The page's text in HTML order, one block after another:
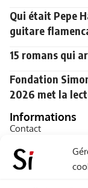
Qui était Pepe
guitare
15 romans qui
Fondation
2026 met la
Informations
Contact
A propos de
L’équipe